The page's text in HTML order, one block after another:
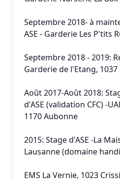
Septembre 2018- à
ASE - Garderie Les P'tits
Septembre 2018 - 2019:
Garderie de l'Etang,
Août 2017-Août 2018:
d'ASE (validation CFC) -
1170 Aubonne
2015: Stage d'ASE -La
Lausanne (domaine
EMS La Vernie, 1023